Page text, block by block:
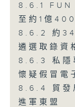
8.6.1 FUN
至約1億
8.6.2 約
遴選取錄資
8.6.3 私隱
懷疑假冒電
8.6.4 貿發
進軍東盟